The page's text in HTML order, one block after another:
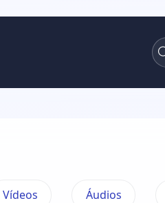
Vídeos Áudios